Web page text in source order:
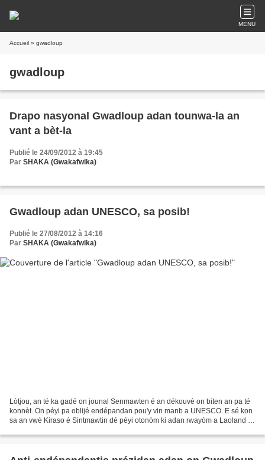
MENU
Accueil » gwadloup
gwadloup
Drapo nasyonal Gwadloup adan tounwa-la an
vant a bèt-la
Publié le 24/09/2012 à 19:45
Par SHAKA (Gwakafwika)
Gwadloup adan UNESCO, sa posib!
Publié le 27/08/2012 à 14:16
Par SHAKA (Gwakafwika)
Lòtjou, an té ka gadé on jounal Senmawten é an dékouvè on biten an pa té
konnèt. On péyi pa oblijé endépandan pou'y vin manb a UNESCO. E sé kon
sa an vwè Kiraso é Sintmawtin dé péyi otonòm ki adan rwayòm a Laoland ki